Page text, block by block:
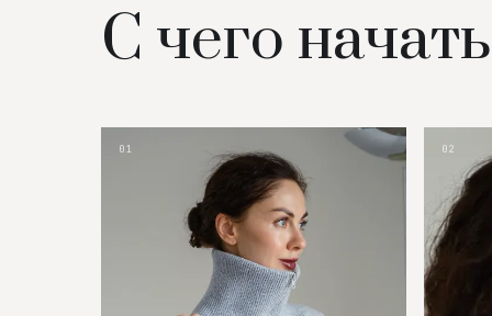
С чего начать
01 02